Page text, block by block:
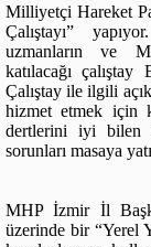
Milliyetçi Hareket
Çalıştayı”
uzmanların ve
katılacağı
Çalıştay ile ilgili
hizmet etmek için
dertlerini iyi bilen
sorunları masaya
MHP İzmir İl
üzerinde bir “Yerel